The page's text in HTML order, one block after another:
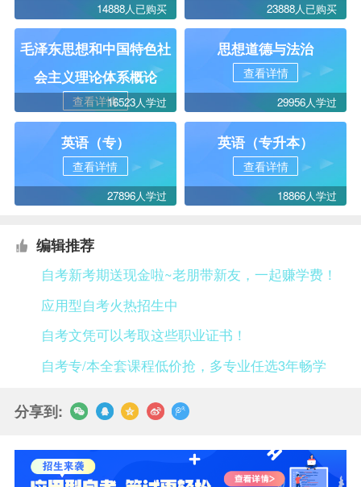
14888人已购买 23888人已购买
毛泽东思想和中国特色社
会主义理论体系概论
查看详情16523人学过
思想道德与法治
查看详情
29956人学过
英语（专）
查看详情
27896人学过
英语（专升本）
查看详情
18866人学过
编辑推荐
自考新考期送现金啦~老朋带新友，一起赚学费！
应用型自考火热招生中
自考文凭可以考取这些职业证书！
自考专/本全套课程低价抢，多专业任选3年畅学
分享到: